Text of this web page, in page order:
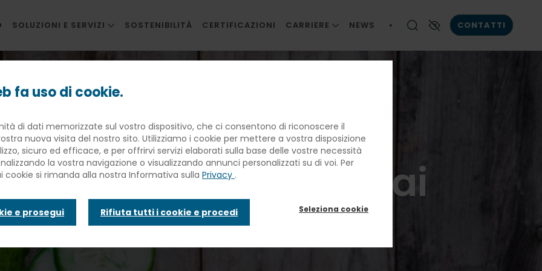
SOLUZIONI E SERVIZI
RISTORAZIONE AZIENDALE
RISTORAZIONE INNOVATIVA
SANITÀ
BANQUETING
TRAVEL CATERING
INFANZIA E WELFARE
SOSTENIBILITÀ CERTIFICAZIONI CARRIERE
LE NOSTRE PERSONE
NEWS CONTATTI
benessere: 10 cibi
non dovrebbero mai
a tavola
fa uso di cookie.
di dati memorizzate sul vostro dispositivo, che ci consentono di riconoscere il
nuova visita del nostro sito. Utilizziamo i cookie per mettere a vostra disposizione
sicuro ed efficace, e per offrirvi servizi elaborati sulla base delle vostre necessità
la vostra navigazione o visualizzando annunci personalizzati su di voi. Per
cookie si rimanda alla nostra Informativa sulla Privacy .
e prosegui Rifiuta tutti i cookie e procedi Seleziona cookie